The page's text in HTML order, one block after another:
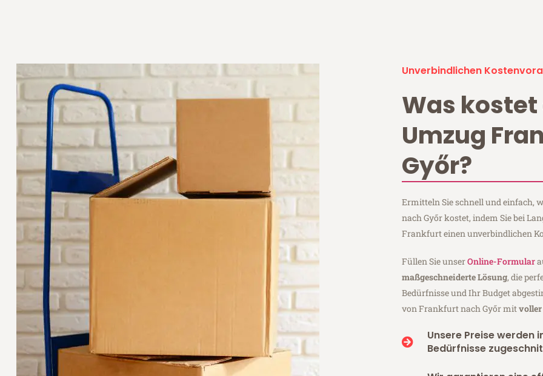
Unverbindlichen
Was kostet
Umzug
Győr?
Ermitteln Sie schnell und einfach,
nach Győr kostet, indem Sie bei
Frankfurt einen unverbindlichen
Füllen Sie unserOnline-Formular
maßgeschneiderte Lösung, die
Bedürfnisse und Ihr Budget
von Frankfurt nach Győr mit
Unsere Preise werden
Bedürfnisse